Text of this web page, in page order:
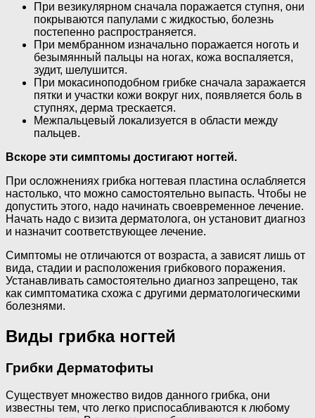
При везикулярном сначала поражается ступня, они
покрываются папулами с жидкостью, болезнь
постепенно распространяется.
При мембранном изначально поражается ноготь и
безымянный пальцы на ногах, кожа воспаляется,
зудит, шелушится.
При мокасиноподобном грибке сначала заражается
пятки и участки кожи вокруг них, появляется боль в
ступнях, дерма трескается.
Межпальцевый локализуется в области между
пальцев.
Вскоре эти симптомы достигают ногтей.
При осложнениях грибка ногтевая пластина ослабляется
настолько, что можно самостоятельно выпасть. Чтобы не
допустить этого, надо начинать своевременное лечение.
Начать надо с визита дерматолога, он установит диагноз
и назначит соответствующее лечение.
Симптомы не отличаются от возраста, а зависят лишь от
вида, стадии и расположения грибкового поражения.
Устанавливать самостоятельно диагноз запрещено, так
как симптоматика схожа с другими дерматологическими
болезнями.
Виды грибка ногтей
Грибки Дерматофиты
Существует множество видов данного грибка, они
известны тем, что легко приспосабливаются к любому